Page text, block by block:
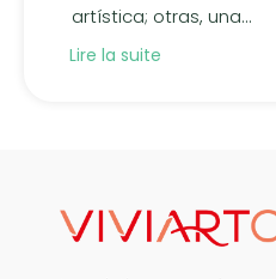
artística; otras, una...
Lire la suite